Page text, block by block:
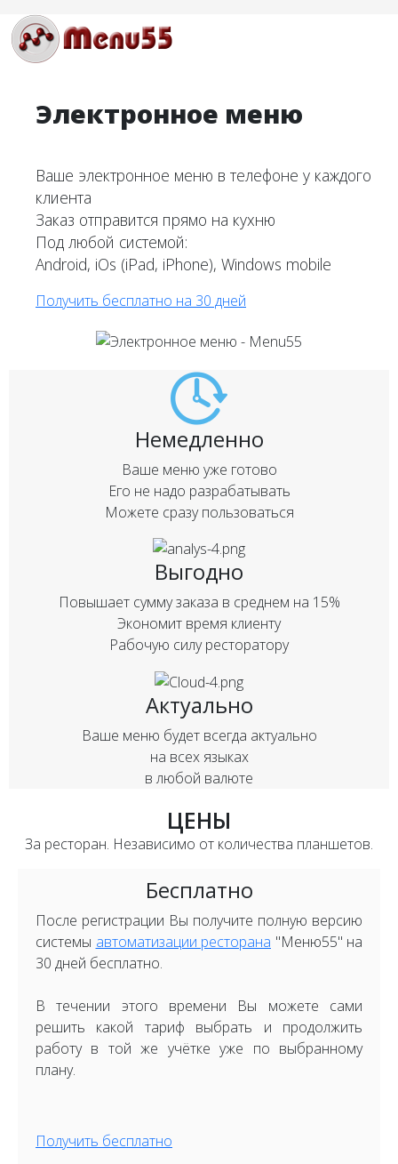
Электронное меню
Ваше электронное меню в телефоне у каждого
клиента
Заказ отправится прямо на кухню
Под любой системой:
Android, iOs (iPad, iPhone), Windows mobile
Получить бесплатно на 30 дней
Немедленно
Ваше меню уже готово
Его не надо разрабатывать
Можете сразу пользоваться
Выгодно
Повышает сумму заказа в среднем на 15%
Экономит время клиенту
Рабочую силу ресторатору
Актуально
Ваше меню будет всегда актуально
на всех языках
в любой валюте
ЦЕНЫ
За ресторан. Независимо от количества планшетов.
Бесплатно
После регистрации Вы получите полную версию
системы автоматизации ресторана "Меню55" на
30 дней бесплатно.
В течении этого времени Вы можете сами
решить какой тариф выбрать и продолжить
работу в той же учётке уже по выбранному
плану.
Получить бесплатно